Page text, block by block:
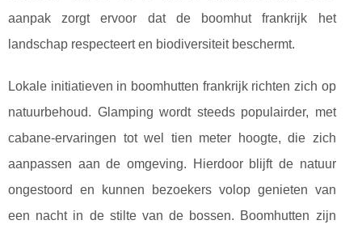
aanpak zorgt ervoor dat de boomhut frankrijk het
landschap respecteert en biodiversiteit beschermt.
Lokale initiatieven in boomhutten frankrijk richten zich op
natuurbehoud. Glamping wordt steeds populairder, met
cabane-ervaringen tot wel tien meter hoogte, die zich
aanpassen aan de omgeving. Hierdoor blijft de natuur
ongestoord en kunnen bezoekers volop genieten van
een nacht in de stilte van de bossen. Boomhutten zijn